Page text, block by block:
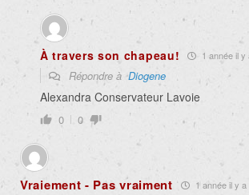
À travers son chapeau! 1 année il y
Répondre àDiogene
Alexandra Conservateur Lavoie
0 0
Vraiement - Pas vraiment 1 année il y a